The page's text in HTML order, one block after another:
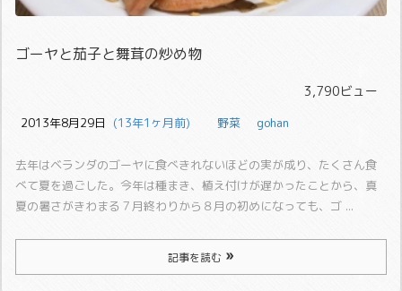
ゴーヤと茄子と舞茸の炒め物
3,790ビュー
2013年8月29日
  (13年1ヶ月前)
野菜 gohan
去年はベランダのゴーヤに食べきれないほどの実が成り、たくさん食
べて夏を過ごした。 今年は種まき、植え付けが遅かったことから、真
夏の暑さがきわまる７月終わりから８月の初めになっても、ゴ ...
記事を読む